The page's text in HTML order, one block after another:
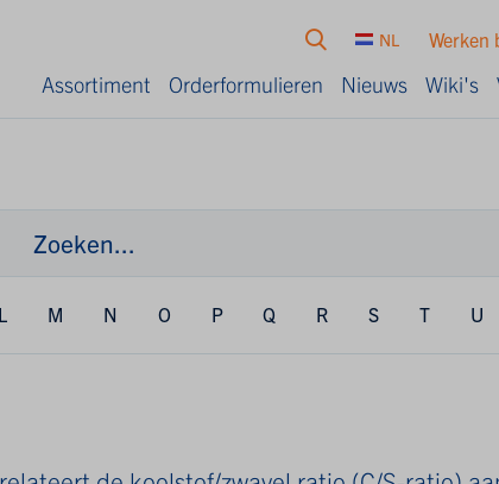
NL Werken
Assortiment Orderformulieren Nieuws Wiki's
L M N O P Q R S T U